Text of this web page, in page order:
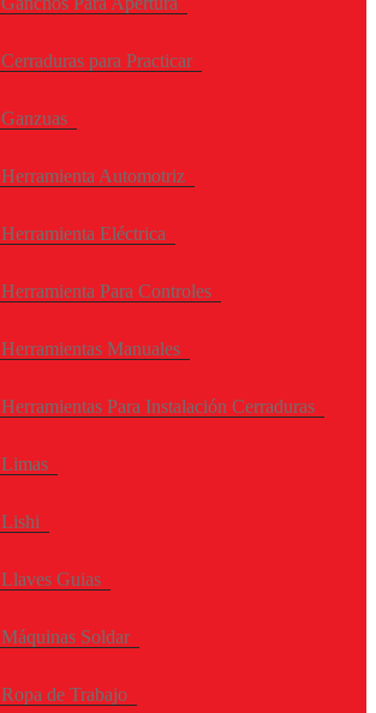
Cerraduras para Practicar
Ganzuas
Herramienta Automotriz
Herramienta Eléctrica
Herramienta Para Controles
Herramientas Manuales
Herramientas Para Instalación Cerraduras
Limas
Lishi
Llaves Guias
Máquinas Soldar
Ropa de Trabajo